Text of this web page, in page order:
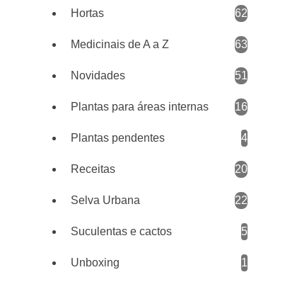
Hortas 62
Medicinais de A a Z 63
Novidades 51
Plantas para áreas internas 16
Plantas pendentes 4
Receitas 20
Selva Urbana 22
Suculentas e cactos 5
Unboxing 1